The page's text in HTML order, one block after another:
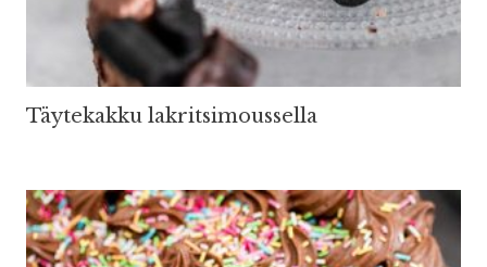
Täytekakku lakritsimoussella